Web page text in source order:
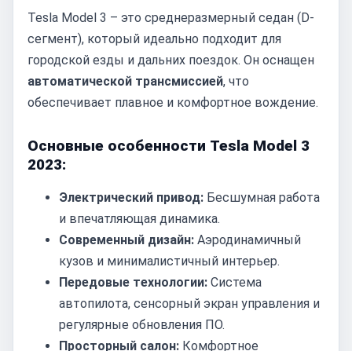
Tesla Model 3 – это среднеразмерный седан (D-
сегмент), который идеально подходит для
городской езды и дальних поездок. Он оснащен
автоматической трансмиссией, что
обеспечивает плавное и комфортное вождение.
Основные особенности Tesla Model 3
2023:
Электрический привод: Бесшумная работа
и впечатляющая динамика.
Современный дизайн: Аэродинамичный
кузов и минималистичный интерьер.
Передовые технологии: Система
автопилота, сенсорный экран управления и
регулярные обновления ПО.
Просторный салон: Комфортное